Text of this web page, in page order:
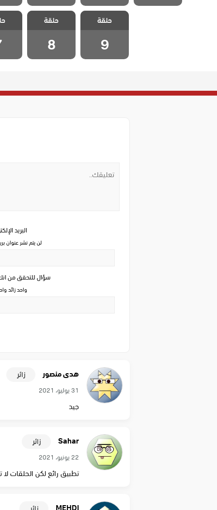
مسلسل الطبيب
المعجزة الحلقة
9
حلقة
9
مسلسل الطبيب
المعجزة الحلقة
8
حلقة
8
سؤال للتحقق من
واحد زائد
البريد
لن يتم نشر عنوان
هدى منصور زائر
31 يوليو، 2021
جيد
Sahar زائر
22 يونيو، 2021
تطبيق رائع لكن الحلقات